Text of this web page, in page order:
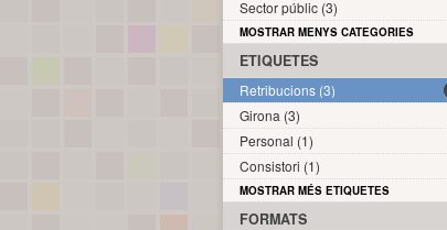
Sector públic (3)
MOSTRAR MENYS CATEGORIES
ETIQUETES
Retribucions (3)
Girona (3)
Personal (1)
Consistori (1)
MOSTRAR MÉS ETIQUETES
FORMATS